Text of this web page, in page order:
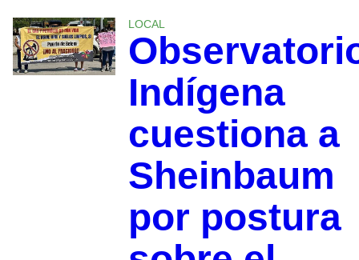
LOCAL
Indígena
cuestiona a
Sheinbaum
por postura